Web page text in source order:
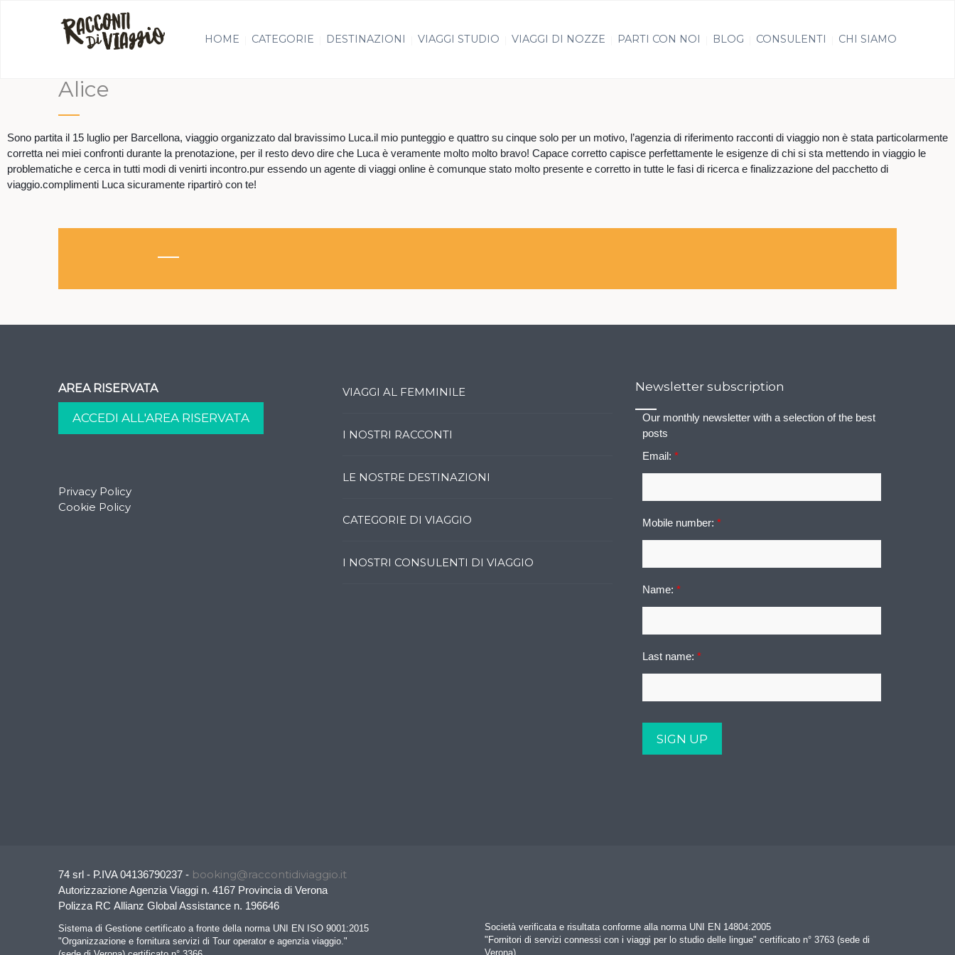
HOME CATEGORIE DESTINAZIONI VIAGGI STUDIO VIAGGI DI NOZZE PARTI CON NOI BLOG CONSULENTI CHI SIAMO
Alice
Sono partita il 15 luglio per Barcellona, viaggio organizzato dal bravissimo Luca.il mio punteggio e quattro su cinque solo per un motivo, l’agenzia di riferimento racconti di viaggio non è stata particolarmente
corretta nei miei confronti durante la prenotazione, per il resto devo dire che Luca è veramente molto molto bravo! Capace corretto capisce perfettamente le esigenze di chi si sta mettendo in viaggio le
problematiche e cerca in tutti modi di venirti incontro.pur essendo un agente di viaggi online è comunque stato molto presente e corretto in tutte le fasi di ricerca e finalizzazione del pacchetto di
viaggio.complimenti Luca sicuramente ripartirò con te!
AREA RISERVATA
Privacy Policy
Cookie Policy
VIAGGI AL FEMMINILE
I NOSTRI RACCONTI
LE NOSTRE DESTINAZIONI
CATEGORIE DI VIAGGIO
I NOSTRI CONSULENTI DI VIAGGIO
Newsletter subscription
Our monthly newsletter with a selection of the best
posts
Email: *
Mobile number: *
Name: *
Last name: *
74 srl - P.IVA 04136790237 - booking@raccontidiviaggio.it
Autorizzazione Agenzia Viaggi n. 4167 Provincia di Verona
Polizza RC Allianz Global Assistance n. 196646
Sistema di Gestione certificato a fronte della norma UNI EN ISO 9001:2015
"Organizzazione e fornitura servizi di Tour operator e agenzia viaggio."
Società verificata e risultata conforme alla norma UNI EN 14804:2005
"Fornitori di servizi connessi con i viaggi per lo studio delle lingue" certificato n° 3763 (sede di
Verona)